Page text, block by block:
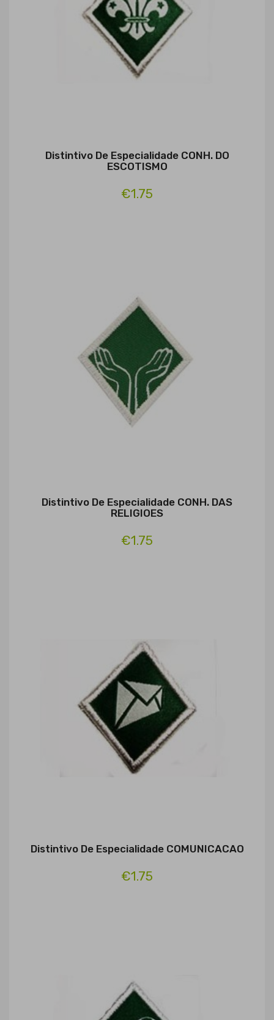
Distintivo De Especialidade CONH. DO
ESCOTISMO
€1.75
Distintivo De Especialidade CONH. DAS
RELIGIOES
€1.75
Distintivo De Especialidade COMUNICACAO
€1.75